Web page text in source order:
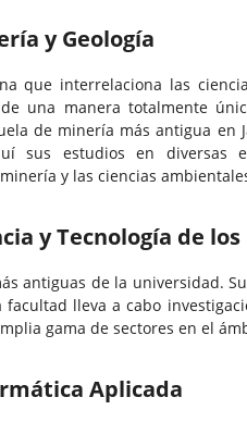
y Geología
que interrelaciona las
una manera totalmente
de minería más antigua en
sus estudios en diversas
y las ciencias
y Tecnología de
antiguas de la universidad.
facultad lleva a cabo
gama de sectores en el
Aplicada